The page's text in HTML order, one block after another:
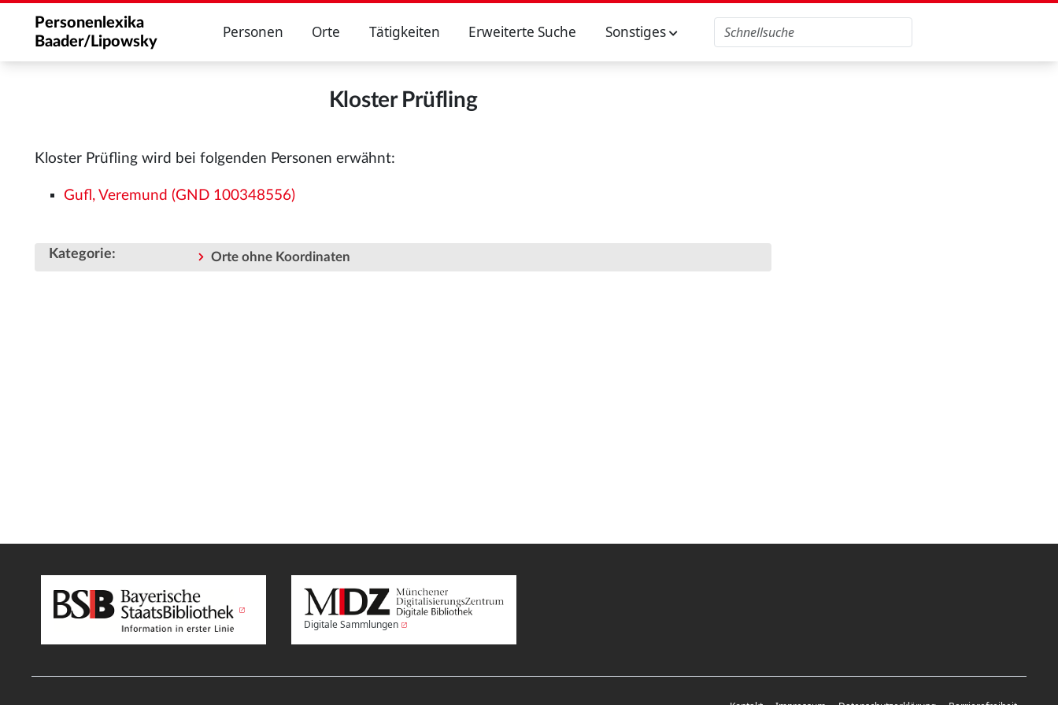
Personenlexika
Baader/Lipowsky
Personen Orte Tätigkeiten Erweiterte Suche Sonstiges
Kloster Prüfling
Kloster Prüfling wird bei folgenden Personen erwähnt:
Gufl, Veremund (GND 100348556)
Kategorie: Orte ohne Koordinaten
Digitale Sammlungen